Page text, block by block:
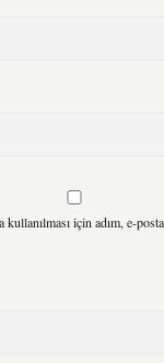
için adım, e-